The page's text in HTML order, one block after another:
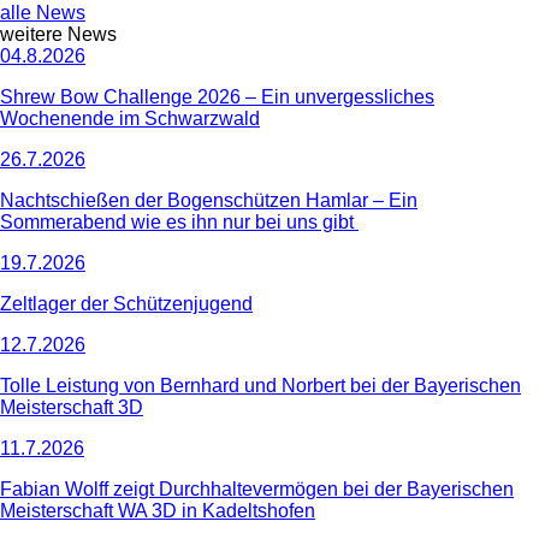
alle News
weitere News
04.8.2026
Shrew Bow Challenge 2026 – Ein unvergessliches
Wochenende im Schwarzwald
26.7.2026
Nachtschießen der Bogenschützen Hamlar – Ein
Sommerabend wie es ihn nur bei uns gibt
19.7.2026
Zeltlager der Schützenjugend
12.7.2026
Tolle Leistung von Bernhard und Norbert bei der Bayerischen
Meisterschaft 3D
11.7.2026
Fabian Wolff zeigt Durchhaltevermögen bei der Bayerischen
Meisterschaft WA 3D in Kadeltshofen